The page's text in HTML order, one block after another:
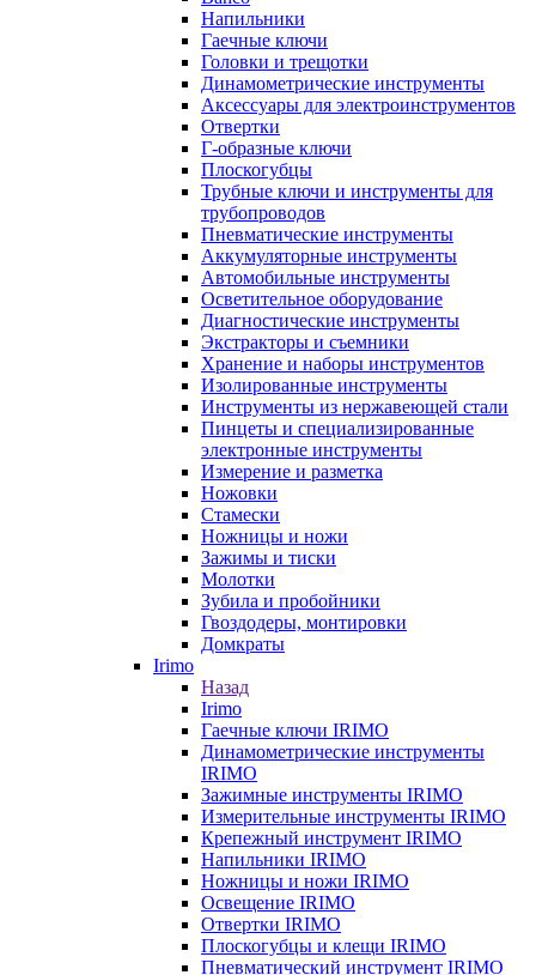
Напильники
Гаечные ключи
Головки и трещотки
Динамометрические инструменты
Аксессуары для электроинструментов
Отвертки
Г-образные ключи
Плоскогубцы
Трубные ключи и инструменты для
трубопроводов
Пневматические инструменты
Аккумуляторные инструменты
Автомобильные инструменты
Осветительное оборудование
Диагностические инструменты
Экстракторы и съемники
Хранение и наборы инструментов
Изолированные инструменты
Инструменты из нержавеющей стали
Пинцеты и специализированные
электронные инструменты
Измерение и разметка
Ножовки
Стамески
Ножницы и ножи
Зажимы и тиски
Молотки
Зубила и пробойники
Гвоздодеры, монтировки
Домкраты
Irimo
Назад
Irimo
Гаечные ключи IRIMO
Динамометрические инструменты
IRIMO
Зажимные инструменты IRIMO
Измерительные инструменты IRIMO
Крепежный инструмент IRIMO
Напильники IRIMO
Ножницы и ножи IRIMO
Освещение IRIMO
Отвертки IRIMO
Плоскогубцы и клещи IRIMO
Пневматический инструмент IRIMO